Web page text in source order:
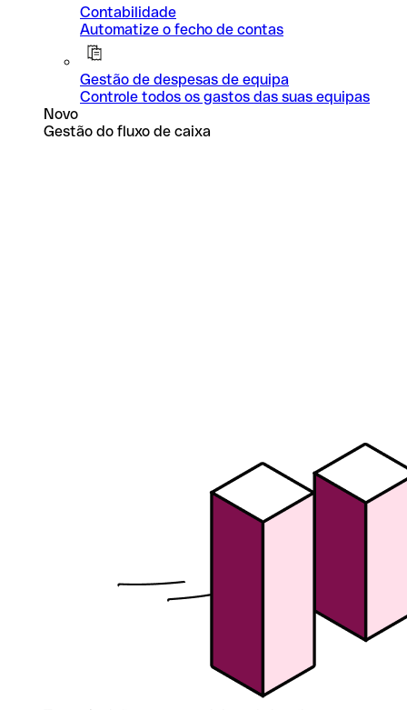
Contabilidade
Automatize o fecho de contas
Gestão de despesas de equipa
Controle todos os gastos das suas equipas
Novo
Gestão do fluxo de caixa